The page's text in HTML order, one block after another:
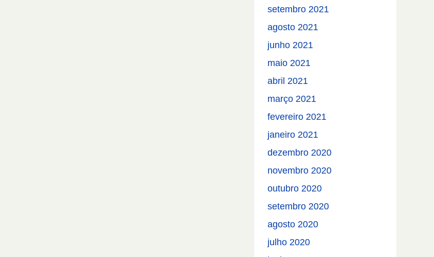
setembro 2021
agosto 2021
junho 2021
maio 2021
abril 2021
março 2021
fevereiro 2021
janeiro 2021
dezembro 2020
novembro 2020
outubro 2020
setembro 2020
agosto 2020
julho 2020